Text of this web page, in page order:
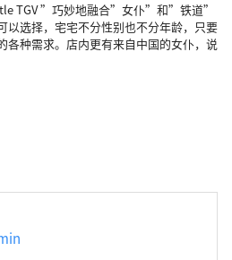
TGV ”巧妙地融合”女仆”和”铁道”
以选择，宅宅不分性别也不分年龄，只要
各种需求。店内更有来自中国的女仆，说